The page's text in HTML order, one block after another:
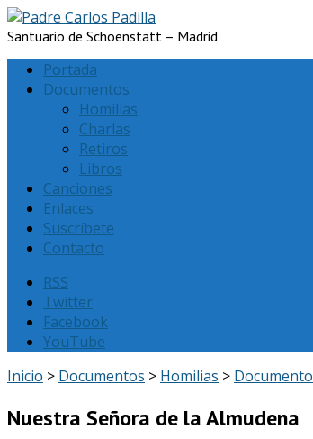
Santuario de Schoenstatt – Madrid
Portada
Documentos
Homilias
Charlas
Retiros
Libros
Canciones
Enlaces
Suscríbete
Contacto
RSS
Twitter
Facebook
YouTube
Inicio > Documentos > Homilias > Documento
Nuestra Señora de la Almudena